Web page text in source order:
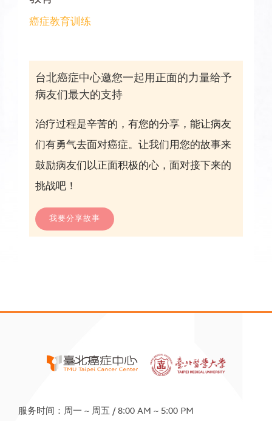
癌症教育训练
台北癌症中心邀您一起用正面的力量给予
病友们最大的支持
治疗过程是辛苦的，有您的分享，能让病友
们有勇气去面对癌症。让我们用您的故事来
鼓励病友们以正面积极的心，面对接下来的
挑战吧！
我要分享故事
服务时间：周一 ~ 周五 / 8:00 AM ~ 5:00 PM